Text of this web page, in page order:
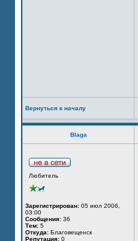
Вернуться к началу
Blaga
Любитель
Зарегистрирован: 05 июл 2006,
03:00
Сообщения: 36
Тем: 5
Откуда: Благовещенск
Репутация: 0